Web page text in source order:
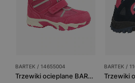
BARTEK / 14655004
Trzewiki ocieplane BARTEK 14655004, dla dziewcząt, fuksja
BARTEK /